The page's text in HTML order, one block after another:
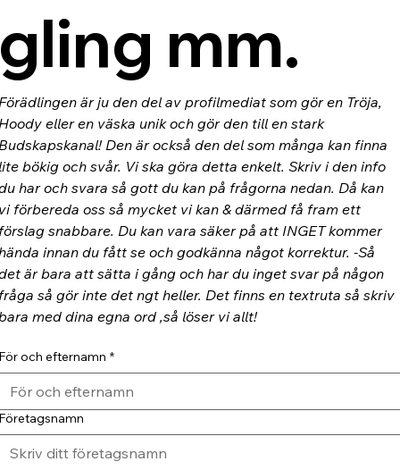
mm.
är ju den del av profilmediat som gör en Tröja,
eller en väska unik och gör den till en stark
Den är också den del som många kan finna
bökig och svår. Vi ska göra detta enkelt. Skriv i den info
har och svara så gott du kan på frågorna nedan. Då kan
förbereda oss så mycket vi kan & därmed få fram ett
snabbare. Du kan vara säker på att INGET kommer
innan du fått se och godkänna något korrektur. -Så
är bara att sätta i gång och har du inget svar på någon
så gör inte det ngt heller. Det finns en textruta så skriv
med dina egna ord ,så löser vi allt!
och efternamn *